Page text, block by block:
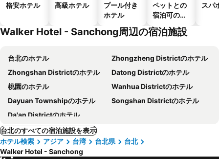
格安ホテル 高級ホテル
プール付き
ホテル
ペットとの
宿泊可のホ
テル
スパ
Walker Hotel - Sanchong周辺の宿泊施設
台北のホテル
Zhongzheng Districtのホテル
Zhongshan Districtのホテル
Datong Districtのホテル
桃園のホテル
Wanhua Districtのホテル
Dayuan Townshipのホテル
Songshan Districtのホテル
Da'an Districtのホテル
台北のすべての宿泊施設を表示
ホテル検索
アジア 台湾 台北県
台北
Walker Hotel - Sanchong